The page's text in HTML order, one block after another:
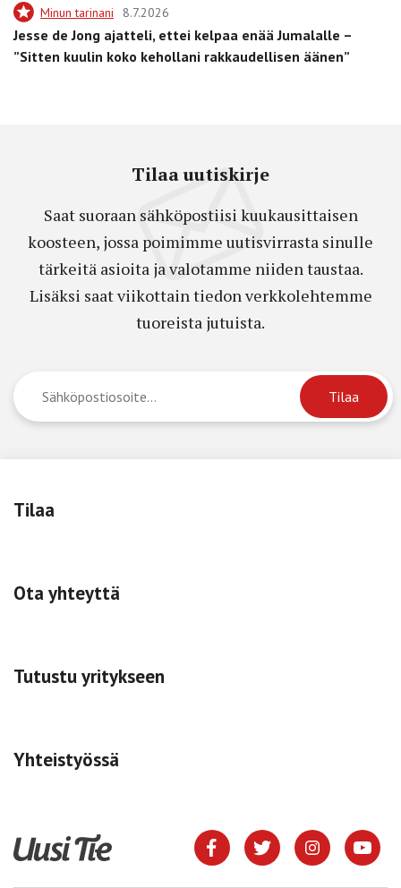
Minun tarinani 8.7.2026
Jesse de Jong ajatteli, ettei kelpaa enää Jumalalle –
”Sitten kuulin koko kehollani rakkaudellisen äänen”
Tilaa uutiskirje
Saat suoraan sähköpostiisi kuukausittaisen
koosteen, jossa poimimme uutisvirrasta sinulle
tärkeitä asioita ja valotamme niiden taustaa.
Lisäksi saat viikottain tiedon verkkolehtemme
tuoreista jutuista.
Tilaa
Ota yhteyttä
Tutustu yritykseen
Yhteistyössä